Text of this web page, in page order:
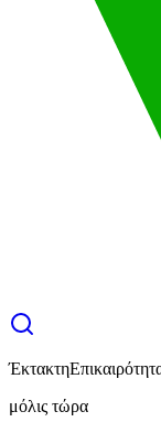
Έκτακτη
μόλις τώρα